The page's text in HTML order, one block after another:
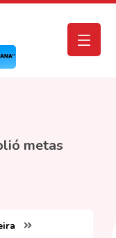
metas